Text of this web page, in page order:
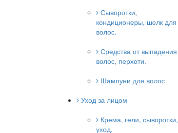
Сыворотки,
кондиционеры, шелк для
волос.
Средства от выпадения
волос, перхоти.
Шампуни для волос
Уход за лицом
Крема, гели, сыворотки,
уход.